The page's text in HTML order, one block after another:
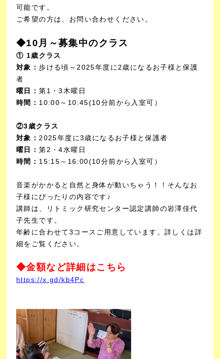
可能です。
ご希望の方は、お問い合わせください。
◆10月～募集中のクラス
① 1歳クラス
対象：歩ける頃～2025年度に2歳になるお子様と保護
者
曜日：第1・3木曜日
時間： 10:00～10:45(10分前から入室可）
②3歳クラス
対象： 2025年度に3歳になるお子様と保護者
曜日：第2・4水曜日
時間： 15:15～16:00(10分前から入室可）
音楽がかかると自然と身体が動いちゃう！！そんなお
子様にぴったりの内容です♪
講師は、リトミック研究センター認定講師の岩澤佳代
子先生です。
年齢に合わせて3コースご用意しています。詳しくは詳
細をご覧ください。
◆金額など詳細はこちら
https://x.gd/kb4Pc